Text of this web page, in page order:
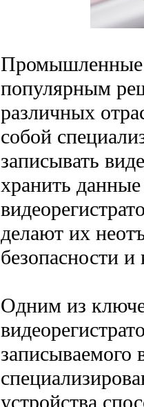
Промышленные
популярным
различных
собой
записывать
хранить
делают их
безопасности и
Одним из
записываемого
устройства